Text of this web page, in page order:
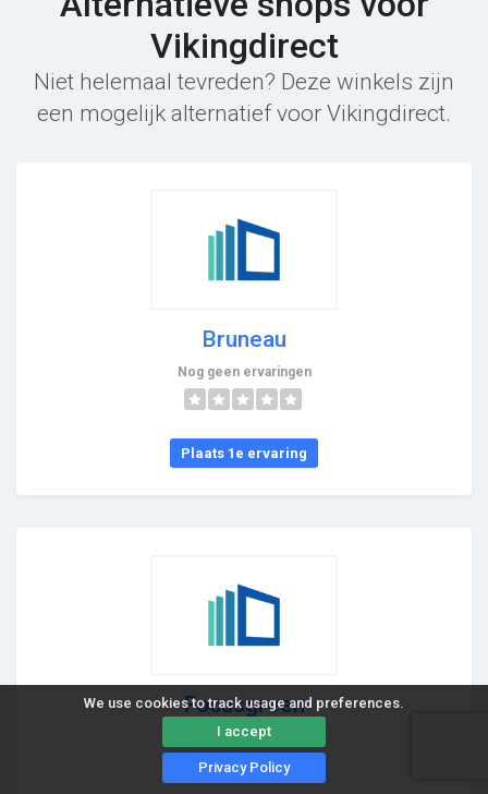
We use cookies to track usage and preferences.
I accept
Privacy Policy
Vikingdirect
Niet helemaal tevreden? Deze winkels zijn
een mogelijk alternatief voor Vikingdirect.
Bruneau
Nog geen ervaringen
Plaats 1e ervaring
Focusgreen
Nog geen ervaringen